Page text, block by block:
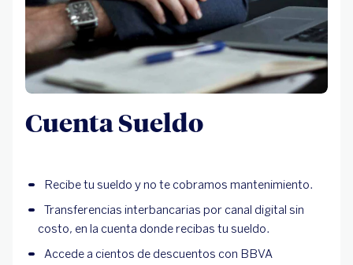
Cuenta Sueldo
Recibe tu sueldo y no te cobramos mantenimiento.
Transferencias interbancarias por canal digital sin
costo, en la cuenta donde recibas tu sueldo.
Accede a cientos de descuentos con BBVA